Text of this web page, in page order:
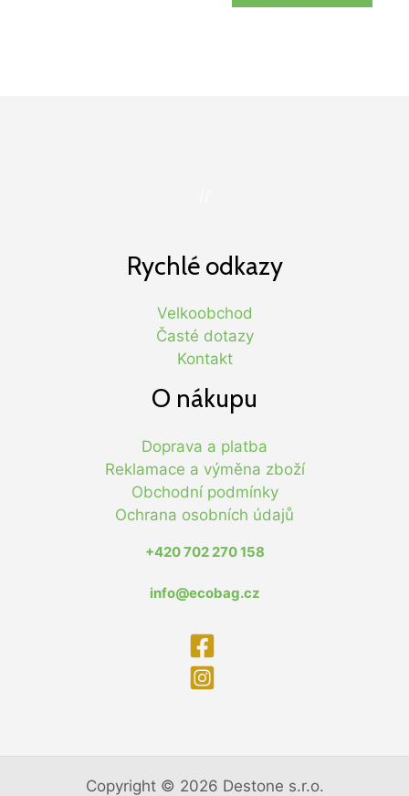
Rychlé odkazy
Velkoobchod
Časté dotazy
Kontakt
O nákupu
Doprava a platba
Reklamace a výměna zboží
Obchodní podmínky
Ochrana osobních údajů
+420 702 270 158
info@ecobag.cz
Copyright © 2026 Destone s.r.o.